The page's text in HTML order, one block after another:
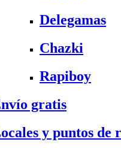
Delegamas
Chazki
Rapiboy
gratis
y puntos de